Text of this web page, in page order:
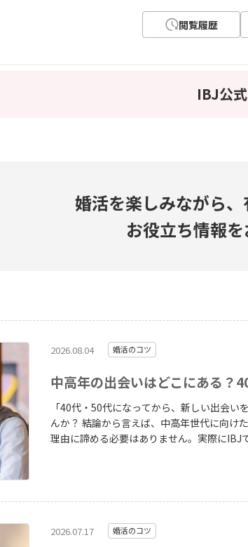
閲覧履歴
IBJ公
婚活を楽しみながら、
お役立ち情報を
2026.08.04 婚活のコツ
中高年の出会いはどこにある？
「40代・50代になってから、新しい出会
んか？ 結論から言えば、中高年世代に向けた出会いの場は年々広がっており、年齢を
理由に諦める必要はありません。実際にIBJ
2026.07.17 婚活のコツ